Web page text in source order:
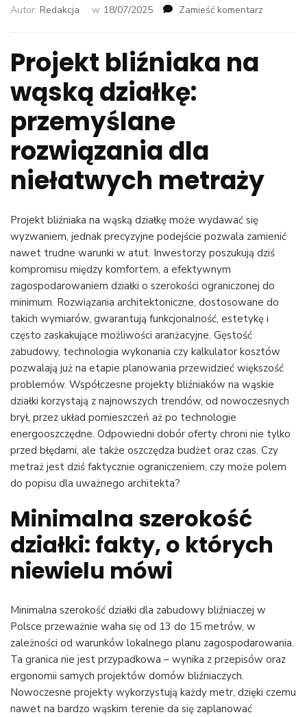
Autor: Redakcja w 18/07/2025 Zamieść komentarz
Projekt bliźniaka na
wąską działkę:
przemyślane
rozwiązania dla
niełatwych metraży
Projekt bliźniaka na wąską działkę może wydawać się
wyzwaniem, jednak precyzyjne podejście pozwala zamienić
nawet trudne warunki w atut. Inwestorzy poszukują dziś
kompromisu między komfortem, a efektywnym
zagospodarowaniem działki o szerokości ograniczonej do
minimum. Rozwiązania architektoniczne, dostosowane do
takich wymiarów, gwarantują funkcjonalność, estetykę i
często zaskakujące możliwości aranżacyjne. Gęstość
zabudowy, technologia wykonania czy kalkulator kosztów
pozwalają już na etapie planowania przewidzieć większość
problemów. Współczesne projekty bliźniaków na wąskie
działki korzystają z najnowszych trendów, od nowoczesnych
brył, przez układ pomieszczeń aż po technologie
energooszczędne. Odpowiedni dobór oferty chroni nie tylko
przed błędami, ale także oszczędza budżet oraz czas. Czy
metraż jest dziś faktycznie ograniczeniem, czy może polem
do popisu dla uważnego architekta?
Minimalna szerokość
działki: fakty, o których
niewielu mówi
Minimalna szerokość działki dla zabudowy bliźniaczej w
Polsce przeważnie waha się od 13 do 15 metrów, w
zależności od warunków lokalnego planu zagospodarowania.
Ta granica nie jest przypadkowa – wynika z przepisów oraz
ergonomii samych projektów domów bliźniaczych.
Nowoczesne projekty wykorzystują każdy metr, dzięki czemu
nawet na bardzo wąskim terenie da się zaplanować